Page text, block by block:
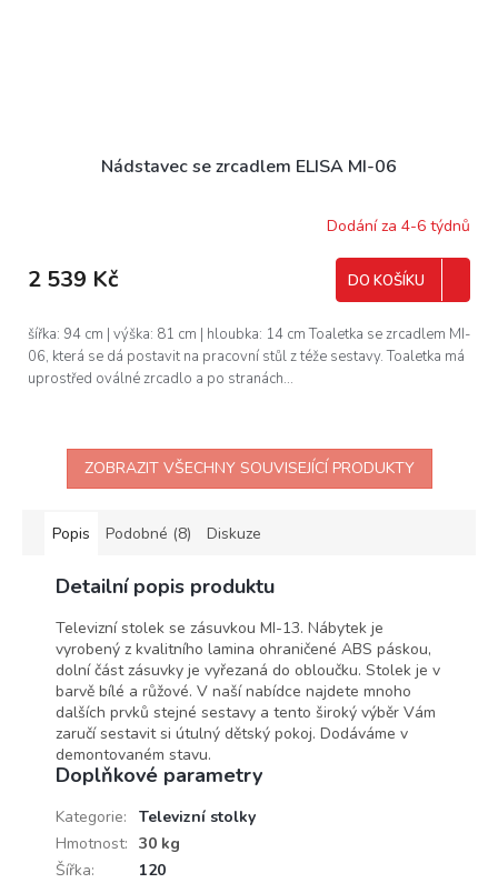
Nádstavec se zrcadlem ELISA MI-06
Dodání za 4-6 týdnů
2 539 Kč DO KOŠÍKU
šířka: 94 cm | výška: 81 cm | hloubka: 14 cm Toaletka se zrcadlem MI-
06, která se dá postavit na pracovní stůl z téže sestavy. Toaletka má
uprostřed oválné zrcadlo a po stranách...
ZOBRAZIT VŠECHNY SOUVISEJÍCÍ PRODUKTY
Popis Podobné (8) Diskuze
Detailní popis produktu
Televizní stolek se zásuvkou MI-13. Nábytek je
vyrobený z kvalitního lamina ohraničené ABS páskou,
dolní část zásuvky je vyřezaná do obloučku. Stolek je v
barvě bílé a růžové. V naší nabídce najdete mnoho
dalších prvků stejné sestavy a tento široký výběr Vám
zaručí sestavit si útulný dětský pokoj. Dodáváme v
demontovaném stavu.
Doplňkové parametry
Kategorie:
Televizní stolky
Hmotnost: 30 kg
Šířka:
120